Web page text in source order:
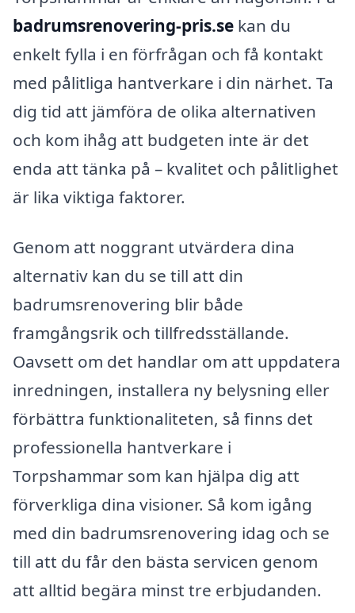
badrumsrenovering-pris.se kan du
enkelt fylla i en förfrågan och få kontakt
med pålitliga hantverkare i din närhet. Ta
dig tid att jämföra de olika alternativen
och kom ihåg att budgeten inte är det
enda att tänka på – kvalitet och pålitlighet
är lika viktiga faktorer.
Genom att noggrant utvärdera dina
alternativ kan du se till att din
badrumsrenovering blir både
framgångsrik och tillfredsställande.
Oavsett om det handlar om att uppdatera
inredningen, installera ny belysning eller
förbättra funktionaliteten, så finns det
professionella hantverkare i
Torpshammar som kan hjälpa dig att
förverkliga dina visioner. Så kom igång
med din badrumsrenovering idag och se
till att du får den bästa servicen genom
att alltid begära minst tre erbjudanden.